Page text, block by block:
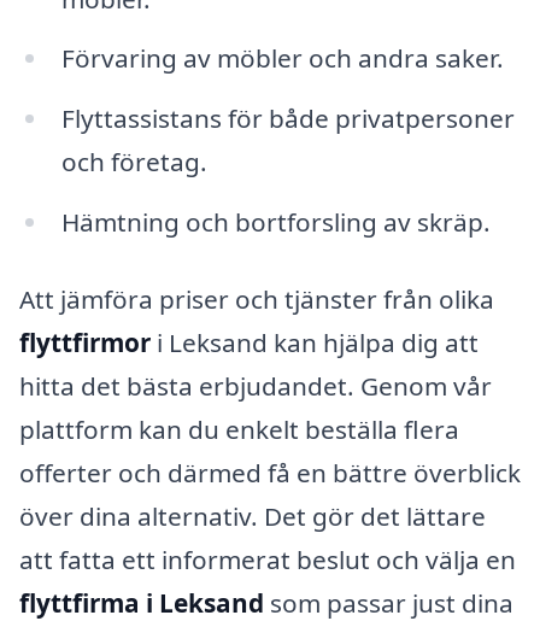
Förvaring av möbler och andra saker.
Flyttassistans för både privatpersoner
och företag.
Hämtning och bortforsling av skräp.
Att jämföra priser och tjänster från olika
flyttfirmor i Leksand kan hjälpa dig att
hitta det bästa erbjudandet. Genom vår
plattform kan du enkelt beställa flera
offerter och därmed få en bättre överblick
över dina alternativ. Det gör det lättare
att fatta ett informerat beslut och välja en
flyttfirma i Leksand som passar just dina